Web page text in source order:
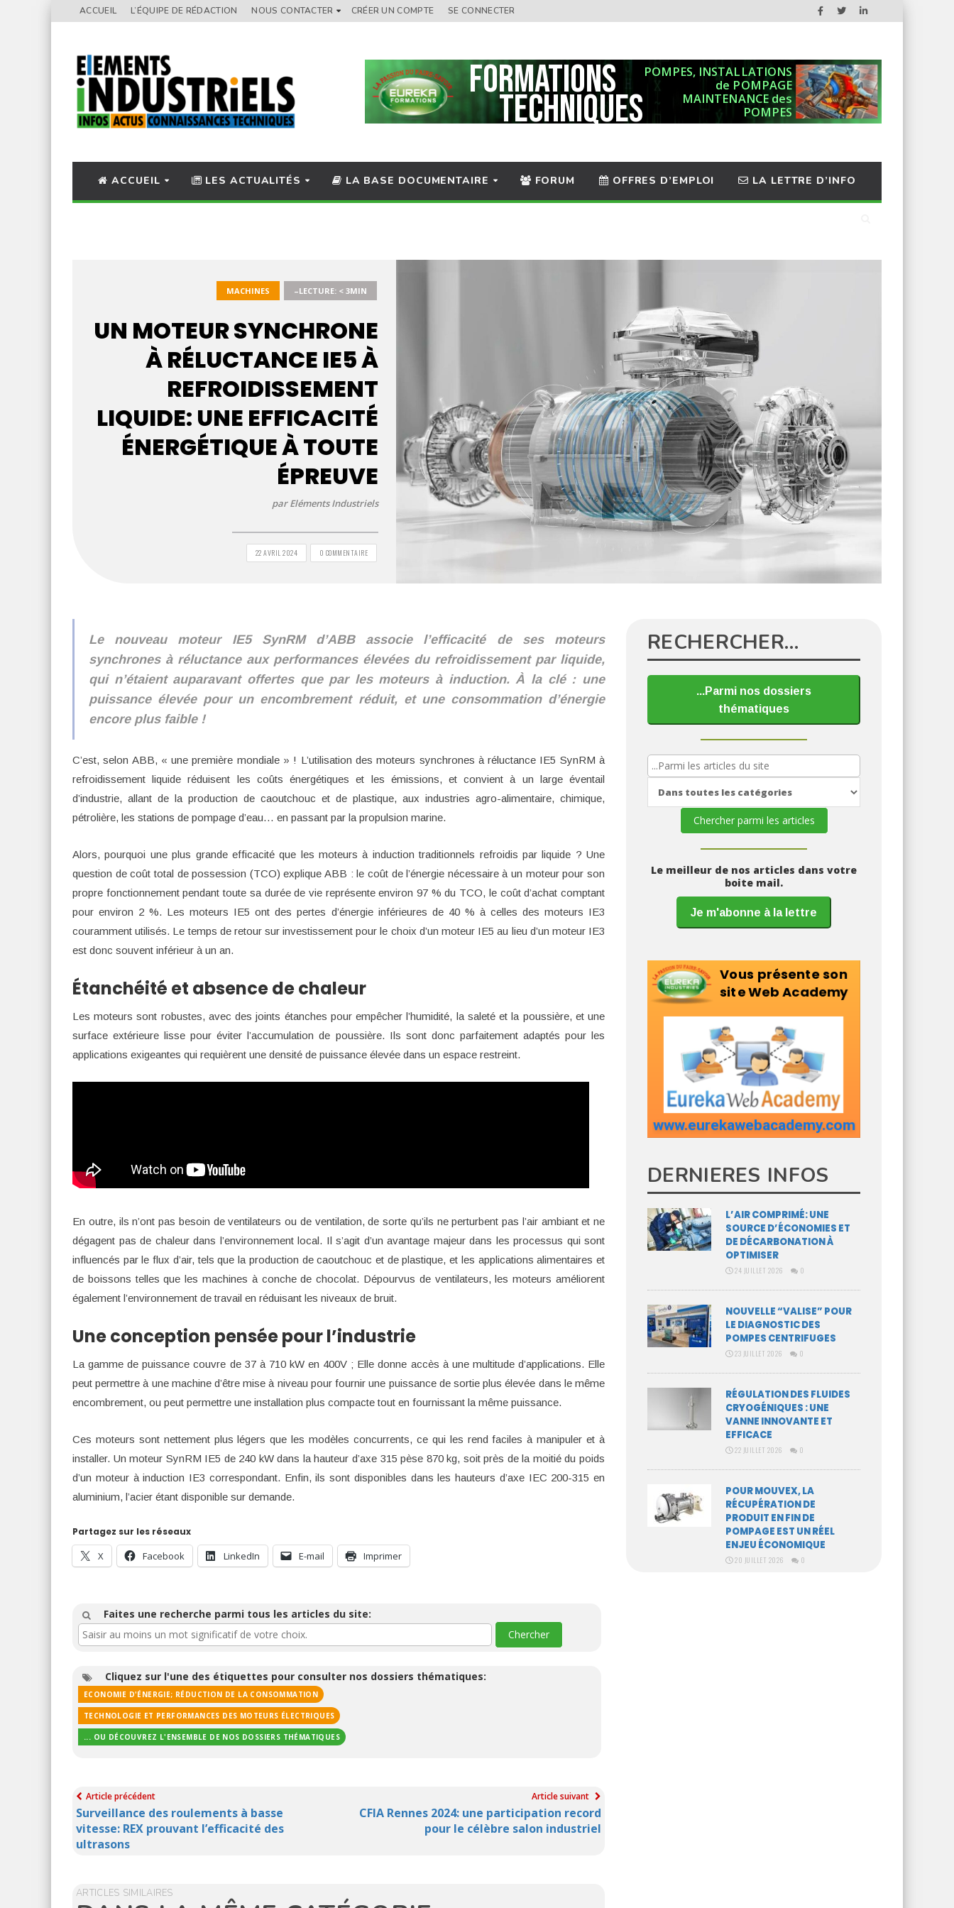
ACCUEIL L’ÉQUIPE DE RÉDACTION NOUS CONTACTER CRÉER UN COMPTE SE CONNECTER
ACCUEIL LES ACTUALITÉS LA BASE DOCUMENTAIRE FORUM OFFRES D’EMPLOI LA LETTRE D’INFO
MACHINES –LECTURE: < 3MIN
UN MOTEUR SYNCHRONE
À RÉLUCTANCE IE5 À
REFROIDISSEMENT
LIQUIDE: UNE EFFICACITÉ
ÉNERGÉTIQUE À TOUTE
ÉPREUVE
par Eléments Industriels
22 AVRIL 2024 0 COMMENTAIRE
Le nouveau moteur IE5 SynRM d’ABB associe l’efficacité de ses moteurs
synchrones à réluctance aux performances élevées du refroidissement par liquide,
qui n’étaient auparavant offertes que par les moteurs à induction. À la clé : une
puissance élevée pour un encombrement réduit, et une consommation d’énergie
encore plus faible !
C’est, selon ABB, « une première mondiale » ! L’utilisation des moteurs synchrones à réluctance IE5 SynRM à
refroidissement liquide réduisent les coûts énergétiques et les émissions, et convient à un large éventail
d’industrie, allant de la production de caoutchouc et de plastique, aux industries agro-alimentaire, chimique,
pétrolière, les stations de pompage d’eau… en passant par la propulsion marine.
Alors, pourquoi une plus grande efficacité que les moteurs à induction traditionnels refroidis par liquide ? Une
question de coût total de possession (TCO) explique ABB : le coût de l’énergie nécessaire à un moteur pour son
propre fonctionnement pendant toute sa durée de vie représente environ 97 % du TCO, le coût d’achat comptant
pour environ 2 %. Les moteurs IE5 ont des pertes d’énergie inférieures de 40 % à celles des moteurs IE3
couramment utilisés. Le temps de retour sur investissement pour le choix d’un moteur IE5 au lieu d’un moteur IE3
est donc souvent inférieur à un an.
Étanchéité et absence de chaleur
Les moteurs sont robustes, avec des joints étanches pour empêcher l’humidité, la saleté et la poussière, et une
surface extérieure lisse pour éviter l’accumulation de poussière. Ils sont donc parfaitement adaptés pour les
applications exigeantes qui requièrent une densité de puissance élevée dans un espace restreint.
En outre, ils n’ont pas besoin de ventilateurs ou de ventilation, de sorte qu’ils ne perturbent pas l’air ambiant et ne
dégagent pas de chaleur dans l’environnement local. Il s’agit d’un avantage majeur dans les processus qui sont
influencés par le flux d’air, tels que la production de caoutchouc et de plastique, et les applications alimentaires et
de boissons telles que les machines à conche de chocolat. Dépourvus de ventilateurs, les moteurs améliorent
également l’environnement de travail en réduisant les niveaux de bruit.
Une conception pensée pour l’industrie
La gamme de puissance couvre de 37 à 710 kW en 400V ; Elle donne accès à une multitude d’applications. Elle
peut permettre à une machine d’être mise à niveau pour fournir une puissance de sortie plus élevée dans le même
encombrement, ou peut permettre une installation plus compacte tout en fournissant la même puissance.
Ces moteurs sont nettement plus légers que les modèles concurrents, ce qui les rend faciles à manipuler et à
installer. Un moteur SynRM IE5 de 240 kW dans la hauteur d’axe 315 pèse 870 kg, soit près de la moitié du poids
d’un moteur à induction IE3 correspondant. Enfin, ils sont disponibles dans les hauteurs d’axe IEC 200-315 en
aluminium, l’acier étant disponible sur demande.
Partagez sur les réseaux
X Facebook LinkedIn E-mail Imprimer
Faites une recherche parmi tous les articles du site:
Cliquez sur l'une des étiquettes pour consulter nos dossiers thématiques:
ECONOMIE D'ÉNERGIE; RÉDUCTION DE LA CONSOMMATION
TECHNOLOGIE ET PERFORMANCES DES MOTEURS ÉLECTRIQUES
... OU DÉCOUVREZ L'ENSEMBLE DE NOS DOSSIERS THÉMATIQUES
Article précédent
Surveillance des roulements à basse
vitesse: REX prouvant l’efficacité des
ultrasons
Article suivant
CFIA Rennes 2024: une participation record
pour le célèbre salon industriel
ARTICLES SIMILAIRES
RECHERCHER…
...Parmi nos dossiers
thématiques
Le meilleur de nos articles dans votre
boite mail.
Je m'abonne à la lettre
DERNIERES INFOS
L’AIR COMPRIMÉ: UNE
SOURCE D’ÉCONOMIES ET
DE DÉCARBONATION À
OPTIMISER
24 JUILLET 2026 0
NOUVELLE “VALISE” POUR
LE DIAGNOSTIC DES
POMPES CENTRIFUGES
23 JUILLET 2026 0
RÉGULATION DES FLUIDES
CRYOGÉNIQUES : UNE
VANNE INNOVANTE ET
EFFICACE
22 JUILLET 2026 0
POUR MOUVEX, LA
RÉCUPÉRATION DE
PRODUIT EN FIN DE
POMPAGE EST UN RÉEL
ENJEU ÉCONOMIQUE
20 JUILLET 2026 0